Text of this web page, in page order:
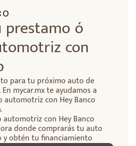
ó
con
para tu próximo auto de
mycar.mx te ayudamos a
con Hey Banco
con Hey Banco
donde comprarás tu auto
obtén tu financiamiento